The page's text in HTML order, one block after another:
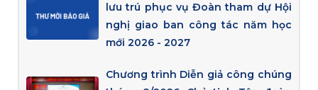
lưu trú phục vụ Đoàn tham dự Hội
nghị giao ban công tác năm học
mới 2026 - 2027
Chương trình Diễn giả công chúng